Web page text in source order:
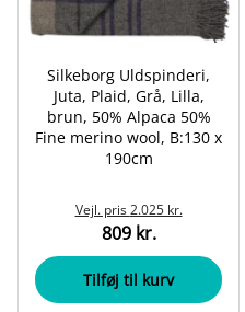
Silkeborg Uldspinderi,
Juta, Plaid, Grå, Lilla,
brun, 50% Alpaca 50%
Fine merino wool, B:130 x
190cm
Vejl. pris2.025 kr.
809 kr.
Tilføj til kurv